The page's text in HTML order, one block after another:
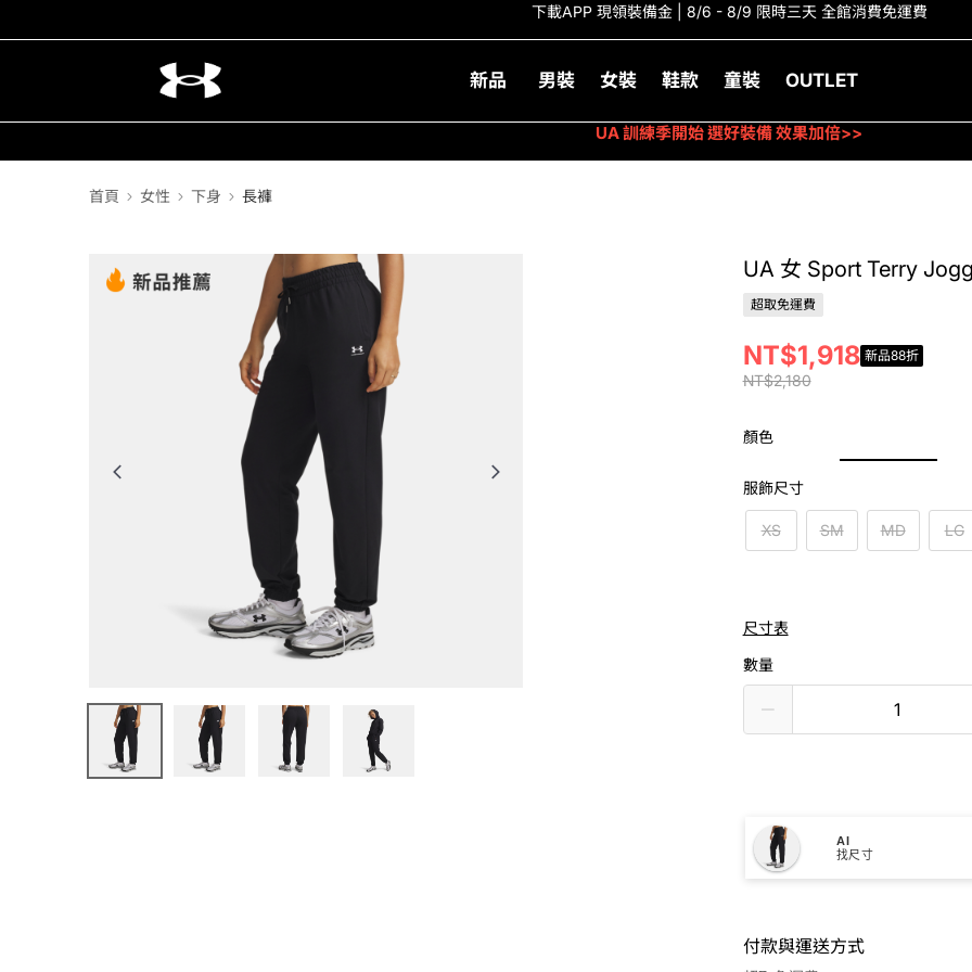
首頁 女性 下身 長褲
UA 女 Sport Terry
超取免運費
NT$2,180
NT$1,918 新品88折
顏色
服飾尺寸
XS SM MD LG
尺寸表
數量
AI
找尺寸
付款與運送方式
下載APP 現領裝備金 | 8/6 - 8/9 限時三天 全館消費免運費
新品 男裝 女裝 鞋款 童裝 OUTLET
UA 訓練季開始 選好裝備 效果加倍>>